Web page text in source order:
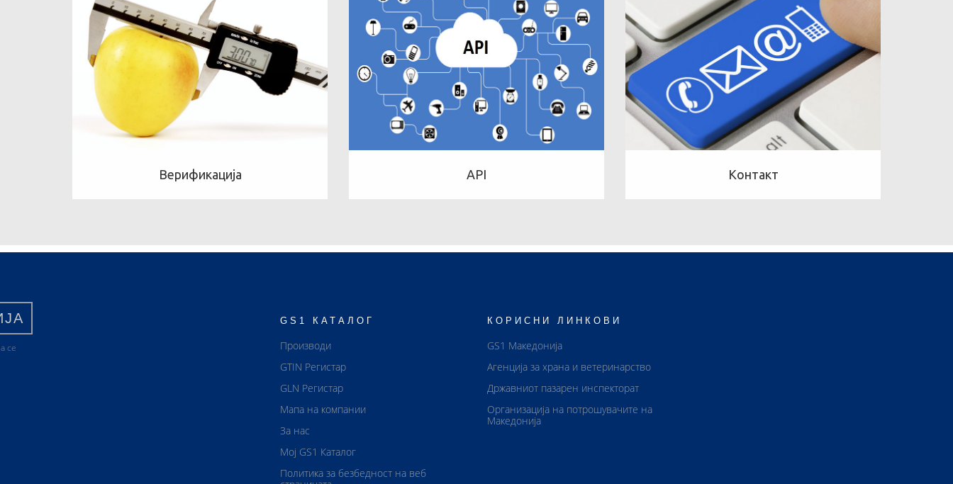
Верификација API Контакт
GS1 КАТАЛОГ
Производи
GTIN Регистар
GLN Регистар
Мапа на компании
За нас
Мој GS1 Каталог
Политика за безбедност на веб
КОРИСНИ ЛИНКОВИ
GS1 Македонија
Агенција за храна и ветеринарство
Државниот пазарен инспекторат
Организација на потрошувачите на
Македонија
се